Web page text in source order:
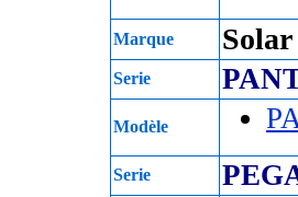
Marque
Serie
Modèle
Serie